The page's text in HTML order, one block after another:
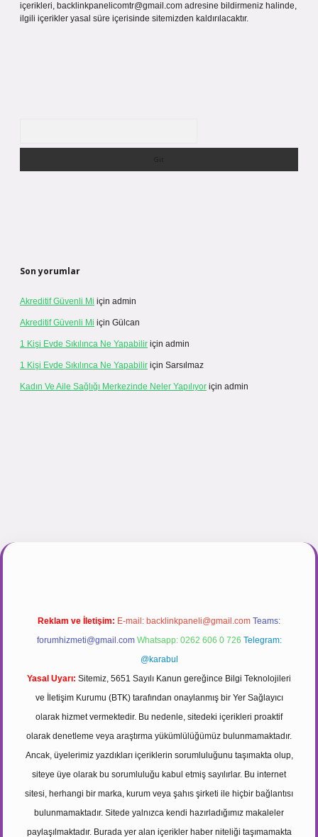
içerikleri, backlinkpanelicomtr@gmail.com adresine bildirmeniz halinde,
ilgili içerikler yasal süre içerisinde sitemizden kaldırılacaktır.
Son yorumlar
Akreditif Güvenli Mi için admin
Akreditif Güvenli Mi için Gülcan
1 Kişi Evde Sıkılınca Ne Yapabilir için admin
1 Kişi Evde Sıkılınca Ne Yapabilir için Sarsılmaz
Kadın Ve Aile Sağlığı Merkezinde Neler Yapılıyor için admin
Reklam ve İletişim: E-mail: backlinkpaneli@gmail.com Teams:
forumhizmeti@gmail.com Whatsapp: 0262 606 0 726 Telegram:
@karabul
Yasal Uyarı: Sitemiz, 5651 Sayılı Kanun gereğince Bilgi Teknolojileri
ve İletişim Kurumu (BTK) tarafından onaylanmış bir Yer Sağlayıcı
olarak hizmet vermektedir. Bu nedenle, sitedeki içerikleri proaktif
olarak denetleme veya araştırma yükümlülüğümüz bulunmamaktadır.
Ancak, üyelerimiz yazdıkları içeriklerin sorumluluğunu taşımakta olup,
siteye üye olarak bu sorumluluğu kabul etmiş sayılırlar. Bu internet
sitesi, herhangi bir marka, kurum veya şahıs şirketi ile hiçbir bağlantısı
bulunmamaktadır. Sitede yalnızca kendi hazırladığımız makaleler
paylaşılmaktadır. Burada yer alan içerikler haber niteliği taşımamakta